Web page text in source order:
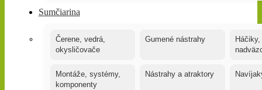
Sumčiarina
Čerene, vedrá,
okysličovače
Gumené nástrahy
Montáže, systémy,
komponenty
Nástrahy a atraktory